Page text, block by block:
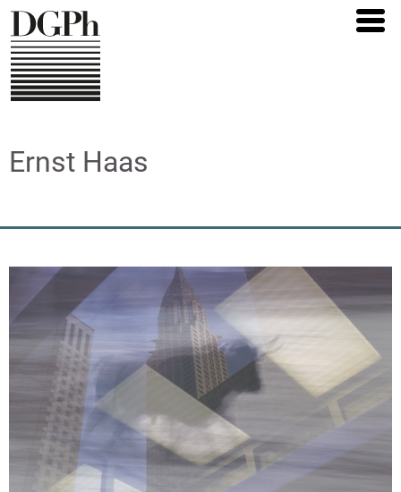
Direkt
zum
Inhalt
Ernst Haas